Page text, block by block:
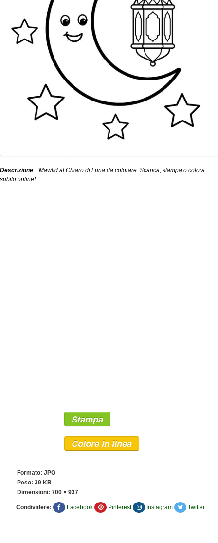
Descrizione : Mawlid al Chiaro di Luna da colorare. Scarica, stampa o colora
subito online!
Stampa
Colore in linea
Formato: JPG
Peso: 39 KB
Dimensioni: 700 × 937
Condividere: Facebook Pinterest Instagram Twitter